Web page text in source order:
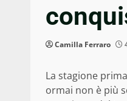
Camilla Ferraro
La stagione
ormai non è più